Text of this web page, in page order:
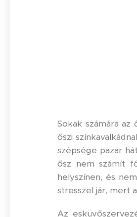
Sokak számára
őszi
szépsége pazar
ősz nem számít
helyszínen, és
stresszel jár, mert
Az